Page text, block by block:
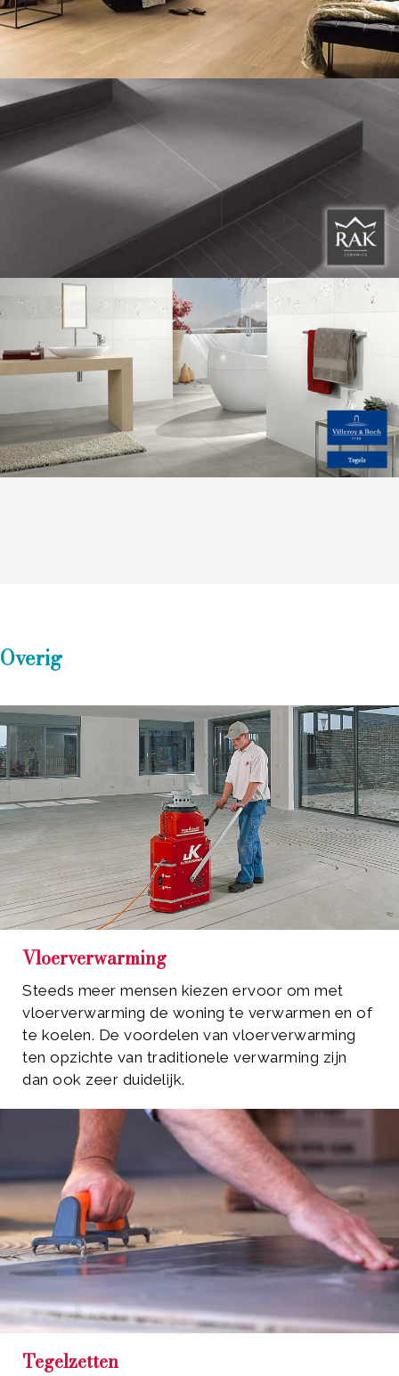
Overig
Vloerverwarming
Steeds meer mensen kiezen ervoor om met
vloerverwarming de woning te verwarmen en of
te koelen. De voordelen van vloerverwarming
ten opzichte van traditionele verwarming zijn
dan ook zeer duidelijk.
Tegelzetten